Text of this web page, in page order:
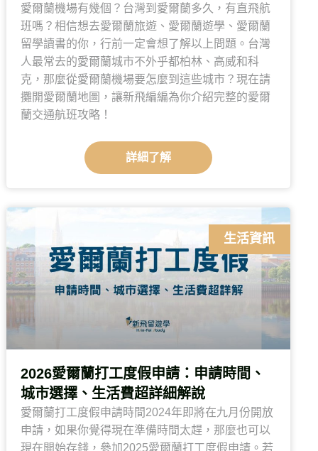
愛爾蘭機場有幾個？台灣到愛爾蘭多久，有直飛航
班嗎？相信想去愛爾蘭旅遊、愛爾蘭遊學、愛爾蘭
留學讀書的你，行前一定會想了解以上問題。台灣
人最常去的愛爾蘭城市不外乎都柏林、高威和科
克，那麼從愛爾蘭機場要怎麼到這些城市？現在請
攤開愛爾蘭地圖，讓新飛編編為你介紹完整的愛爾
蘭交通航班攻略！
詳細了解
生活資訊
2026愛爾蘭打工度假申請：申請時間、
城市選擇、生活費超詳細解說
愛爾蘭打工度假申請時間2024年即將在九月份開放
申請，如果你覺得現在準備時間太趕，那麼也可以
現在開始存錢，參加2025愛爾蘭打工度假申請。若